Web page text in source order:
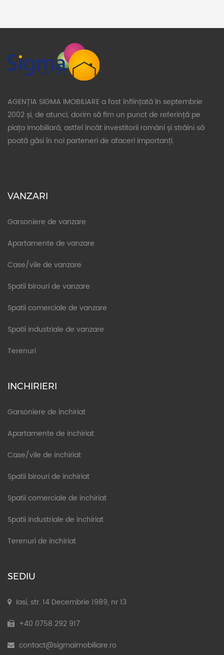
AGENȚIA SIGMA IMOBILIARE a fost înființată în septembrie
2002 și, de atunci, dorim să fim un punct de referință pe
piața imobiliară, astfel încât investitorii români și străini să
poată găsi în noi parteneri de afaceri importanți.
VANZARI
Garsoniere de vanzare
Apartamente de vanzare
Case/vile de vanzare
Spatii birouri de vanzare
Spatii comerciale de vanzare
Spatii industriale de vanzare
Terenuri
INCHIRIERI
Garsoniere de inchiriat
Apartamente de inchiriat
Case/vile de inchiriat
Spatii birouri de inchiriat
Spatii comerciale de inchiriat
Spatii industriale de inchiriat
Terenuri de inchiriat
SEDIU
Iasi, str. 14 Decembrie 1989, nr 13
+40 0758 292 917
contact@sigmaimobiliare.ro